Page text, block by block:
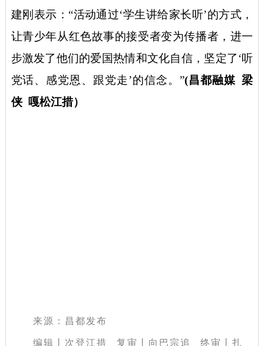
建刚表示：“活动通过‘学生讲给家长听’的方式，
让青少年从红色故事的接受者变为传播者，进一
步激发了他们的爱国热情和文化自信，坚定了‘听
党话、感党恩、跟党走’的信念。”(昌都融媒 梁
侠嘎松江措）
来源：昌都发布
编辑丨次登江措 复审丨向巴宗追 终审丨扎